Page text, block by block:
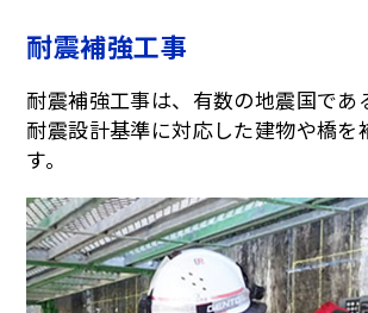
耐震補強工事
耐震補強工事は、有数の地震国であ
耐震設計基準に対応した建物や橋を
す。